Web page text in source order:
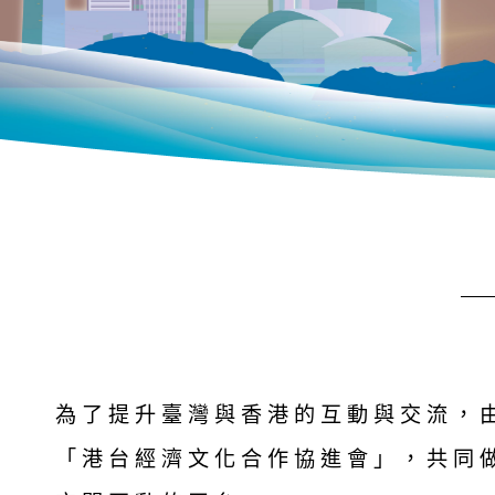
為了提升臺灣與香港的互動與交流，
「港台經濟文化合作協進會」，共